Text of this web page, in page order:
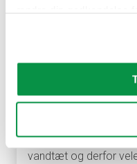
udendørs. Må
ved pløjning. Kabel er
vandtæt og derfor